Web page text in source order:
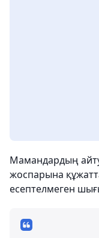
Мамандардың
жоспарына
есептелмеген